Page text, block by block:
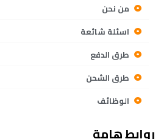
من نحن
اسئلة شائعة
طرق الدفع
طرق الشحن
الوظائف
روابط هامة